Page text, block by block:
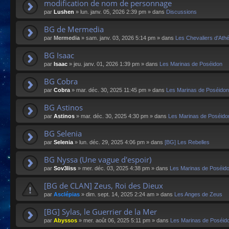
modification de nom de personnage
par Lushen » lun. janv. 05, 2026 2:39 pm » dans Discussions
BG de Mermedia
par Mermedia » sam. janv. 03, 2026 5:14 pm » dans Les Chevaliers
BG Isaac
par Isaac » jeu. janv. 01, 2026 1:39 pm » dans Les Marinas de Poséidon
BG Cobra
par Cobra» mar. déc. 30, 2025 11:45 pm » dans Les Marinas de Poséidon
BG Astinos
par Astinos » mar. déc. 30, 2025 4:30 pm » dans Les Marinas de
BG Selenia
par Selenia» lun. déc. 29, 2025 4:06 pm » dans [BG] Les Rebelles
BG Nyssa (Une vague d'espoir)
par Sov3liss » mer. déc. 03, 2025 4:38 pm » dans Les Marinas de
[BG de CLAN] Zeus, Roi des Dieux
par Asclépias » dim. sept. 14, 2025 2:24 am » dans Les Anges de Zeus
[BG] Sylas, le Guerrier de la Mer
par Abyssos » mer. août 06, 2025 5:11 pm » dans Les Marinas de